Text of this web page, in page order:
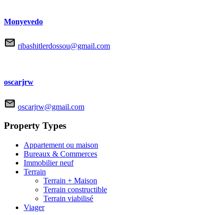
Monyevedo
ribashitlerdossou@gmail.com
oscarjrw
oscarjrw@gmail.com
Property Types
Appartement ou maison
Bureaux & Commerces
Immobilier neuf
Terrain
Terrain + Maison
Terrain constructible
Terrain viabilisé
Viager